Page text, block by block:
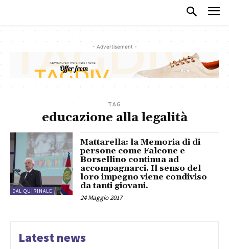
- Advertisement -
TAG
educazione alla legalità
DAL QUIRINALE
Mattarella: la Memoria di di
persone come Falcone e
Borsellino continua ad
accompagnarci. Il senso del
loro impegno viene condiviso
da tanti giovani.
24 Maggio 2017
Latest news